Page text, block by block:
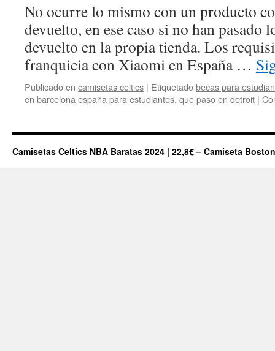
No ocurre lo mismo con un producto
devuelto, en ese caso si no han pasado
devuelto en la propia tienda. Los
franquicia con Xiaomi en España …
Publicado en camisetas celtics | Etiquetadobecas para
en barcelona españa para estudiantes, que paso en detroit |
Camisetas Celtics NBA Baratas 2024 | 22,8€ – Camiseta